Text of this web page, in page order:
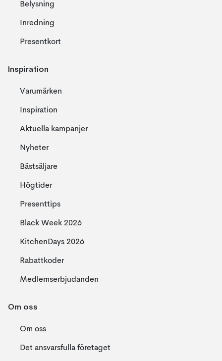
Belysning
Inredning
Presentkort
Inspiration
Varumärken
Inspiration
Aktuella kampanjer
Nyheter
Bästsäljare
Högtider
Presenttips
Black Week 2026
KitchenDays 2026
Rabattkoder
Medlemserbjudanden
Om oss
Om oss
Det ansvarsfulla företaget